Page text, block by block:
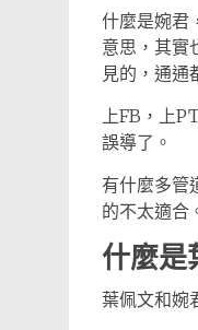
什麼是婉君
意思，其實
見的，通通
上FB，上
誤導了。
有什麼多管
的不太適合
什麼是
葉佩文和婉